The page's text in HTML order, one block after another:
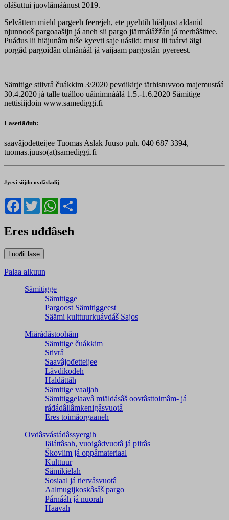
olášuttui juovlâmáánust 2019.
Selvâttem mield pargeeh feerejeh, ete pyehtih hiälpust aldaniđ
njunnooš pargoaašijn já aneh sii pargo jiärmálâžžân já merhâšittee.
Puáđus lii hiäjunâm tuše kyevti saje uásild: must lii tuárvi äigi
porgâđ pargoidân olmânáál já vaijaam pargostân pyereest.
Sämitige stiivrâ čuákkim 3/2020 pevdikirje tärhistuvvoo majemustáá
30.4.2020 já talle tuálloo uáinimnáálá 1.5.-1.6.2020 Sämitige
nettisiijđoin www.samediggi.fi
Lasetiäđuh:
saavâjođetteijee Tuomas Aslak Juuso puh. 040 687 3394,
tuomas.juuso(at)samediggi.fi
Jyevi siijđo ovdâskulij
Facebook
TwitterWhatsApp
Eres uđđâseh
Palaa alkuun
Sämitigge
Sämitigge
Pargoost Sämitiggeest
Säämi kulttuurkuávdáš Sajos
Miärádâstoohâm
Sämitige čuákkim
Stivrâ
Saavâjođetteijee
Lävdikodeh
Haldâttâh
Sämitige vaaljah
Sämitiggelaavâ miäldásâš oovtâsttoimâm- já
ráđádâllâmkenigâsvuotâ
Eres toimâorgaaneh
Ovdâsvástádâssyergih
Iäláttâsah, vuoigâdvuotâ já piirâs
Škovlim já oppâmateriaal
Kulttuur
Sämikielah
Sosiaal já tiervâsvuotâ
Aalmugijkoskâsâš pargo
Párnááh já nuorah
Haavah